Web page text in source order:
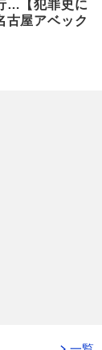
…【犯罪史に
古屋アベック